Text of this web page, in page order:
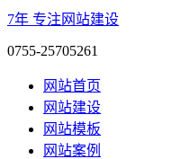
7年 专注网站建设
0755-25705261
网站首页
网站建设
网站模板
网站案例